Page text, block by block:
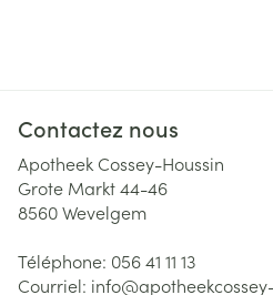
Contactez nous
Apotheek Cossey-Houssin
Grote Markt 44-46
8560Wevelgem
Téléphone: 056 41 11 13
Courriel: info@